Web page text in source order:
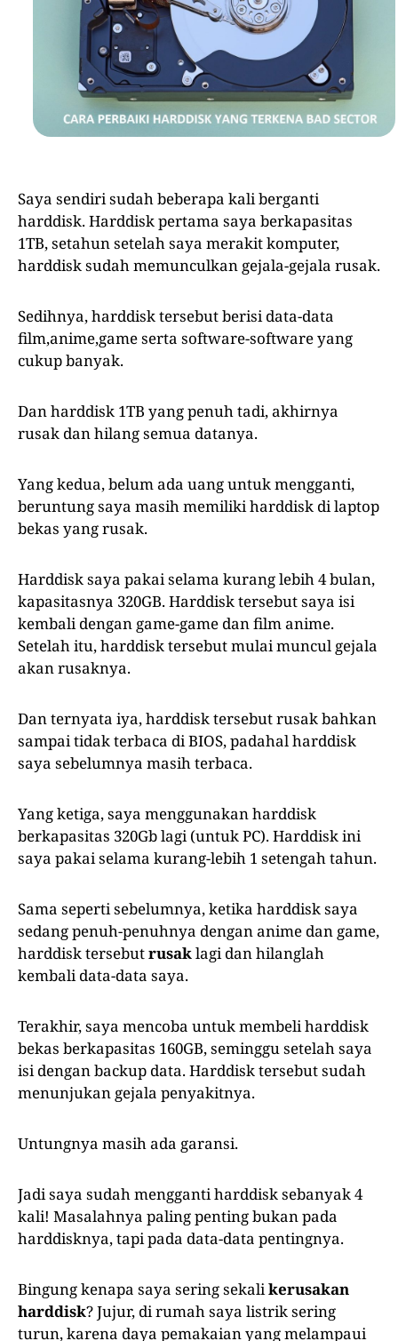
Saya sendiri sudah beberapa kali berganti
harddisk. Harddisk pertama saya berkapasitas
1TB, setahun setelah saya merakit komputer,
harddisk sudah memunculkan gejala-gejala rusak.
Sedihnya, harddisk tersebut berisi data-data
film,anime,game serta software-software yang
cukup banyak.
Dan harddisk 1TB yang penuh tadi, akhirnya
rusak dan hilang semua datanya.
Yang kedua, belum ada uang untuk mengganti,
beruntung saya masih memiliki harddisk di laptop
bekas yang rusak.
Harddisk saya pakai selama kurang lebih 4 bulan,
kapasitasnya 320GB. Harddisk tersebut saya isi
kembali dengan game-game dan film anime.
Setelah itu, harddisk tersebut mulai muncul gejala
akan rusaknya.
Dan ternyata iya, harddisk tersebut rusak bahkan
sampai tidak terbaca di BIOS, padahal harddisk
saya sebelumnya masih terbaca.
Yang ketiga, saya menggunakan harddisk
berkapasitas 320Gb lagi (untuk PC). Harddisk ini
saya pakai selama kurang-lebih 1 setengah tahun.
Sama seperti sebelumnya, ketika harddisk saya
sedang penuh-penuhnya dengan anime dan game,
harddisk tersebutrusaklagi dan hilanglah
kembali data-data saya.
Terakhir, saya mencoba untuk membeli harddisk
bekas berkapasitas 160GB, seminggu setelah saya
isi dengan backup data. Harddisk tersebut sudah
menunjukan gejala penyakitnya.
Untungnya masih ada garansi.
Jadi saya sudah mengganti harddisk sebanyak 4
kali! Masalahnya paling penting bukan pada
harddisknya, tapi pada data-data pentingnya.
Bingung kenapa saya sering sekalikerusakan
harddisk? Jujur, di rumah saya listrik sering
turun, karena daya pemakaian yang melampaui